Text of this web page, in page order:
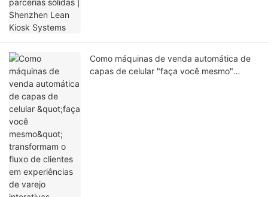
Como máquinas de venda automática de
capas de celular "faça você mesmo"